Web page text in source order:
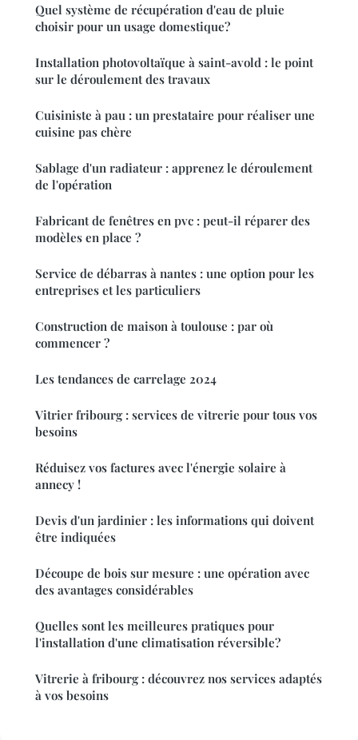
Quel système de récupération d'eau de pluie
choisir pour un usage domestique?
Installation photovoltaïque à saint-avold : le point
sur le déroulement des travaux
Cuisiniste à pau : un prestataire pour réaliser une
cuisine pas chère
Sablage d'un radiateur : apprenez le déroulement
de l'opération
Fabricant de fenêtres en pvc : peut-il réparer des
modèles en place ?
Service de débarras à nantes : une option pour les
entreprises et les particuliers
Construction de maison à toulouse : par où
commencer ?
Les tendances de carrelage 2024
Vitrier fribourg : services de vitrerie pour tous vos
besoins
Réduisez vos factures avec l'énergie solaire à
annecy !
Devis d'un jardinier : les informations qui doivent
être indiquées
Découpe de bois sur mesure : une opération avec
des avantages considérables
Quelles sont les meilleures pratiques pour
l'installation d'une climatisation réversible?
Vitrerie à fribourg : découvrez nos services adaptés
à vos besoins